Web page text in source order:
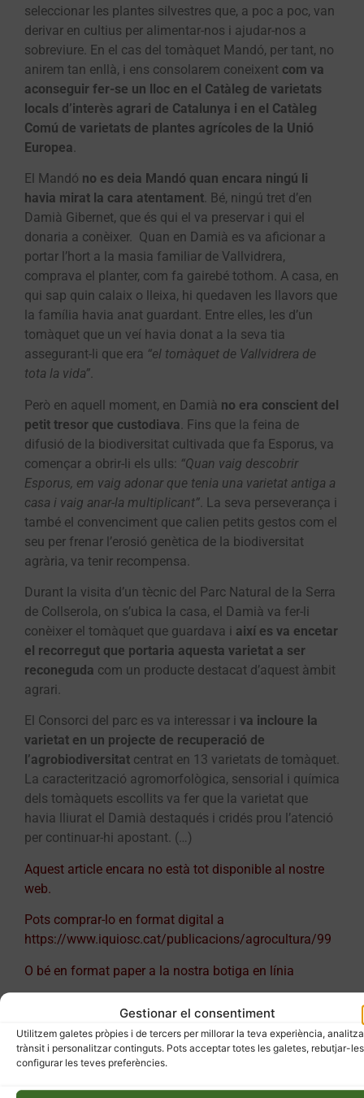
Gestionar el consentiment
Utilitzem galetes pròpies i de tercers per millorar la teva experiència,
trànsit i personalitzar continguts. Pots acceptar totes les galetes, rebutjar-
configurar les teves preferències.
seleccionar les plantes silvestres que, a poc a poc, van
derivar en cultius per alimentar-nos i ajudar-nos a
sobreviure. En el cas del tomàquet Mandó, per tant, no
anirem tan enllà, i ens consolarem coneixent com va
aconseguir fer-se un lloc en el Catàleg de varietats
locals d’interès agrari de Catalunya i en el Catàleg
Comú de varietats de plantes agrícoles de la Unió
Europea.
El Mandó no es deia Mandó quan encara ningú li
havia mirat la cara atentament. Bé, ningú tret d’en
Damià Gibernet, que és qui el va preservar i qui el
donaria a conèixer. Quan en Damià es va aficionar a
portar l’hort a la masia familiar de Vallvidrera,
comprava el planter, com fa gairebé tothom. A casa, en
qui sap quin calaix o lleixa, hi quedaven les llavors que
la família havia anat guardant. Entre elles, les d’un
tomàquet que un veí havia donat a la seva tia
assegurant-li que era “el tomàquet de Vallvidrera de
tota la vida”.
Però en aquell moment, en Damià no era conscient del
petit tresor que custodiava . Fins que la feina de
difusió de la biodiversitat cultivada que fa Esporus, va
començar a obrir-li els ulls: “Quan vaig descobrir
Esporus, em vaig adonar que tenia una varietat antiga a
casa i vaig anar-la multiplicant” . La seva perseverança i
també el convenciment que calien petits gestos com el
seu per frenar l’erosió genètica de la biodiversitat
agrària, va tenir recompensa.
Durant la visita d’un tècnic del Parc Natural de la Serra
de Collserola, on s’ubica la casa, el Damià va fer-li
conèixer el tomàquet que guardava i així es va encetar
el recorregut que portaria aquesta varietat a ser
reconeguda com un producte destacat d’aquest àmbit
agrari.
El Consorci del parc es va interessar i va incloure la
varietat en un projecte de recuperació de
l’agrobiodiversitat centrat en 13 varietats de tomàquet.
La caracterització agromorfològica, sensorial i química
dels tomàquets escollits va fer que la varietat que
havia lliurat el Damià destaqués i cridés prou l’atenció
per continuar-hi apostant. (…)
Aquest article encara no està tot disponible al nostre
web.
Pots comprar-lo en format digital a
https://www.iquiosc.cat/publicacions/agrocultura/99
O bé en format paper a la nostra botiga en línia